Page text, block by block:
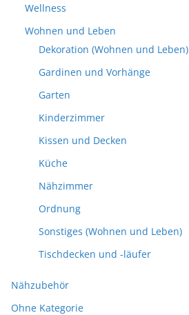
Wellness
Wohnen und Leben
Dekoration (Wohnen und Leben)
Gardinen und Vorhänge
Garten
Kinderzimmer
Kissen und Decken
Küche
Nähzimmer
Ordnung
Sonstiges (Wohnen und Leben)
Tischdecken und -läufer
Nähzubehör
Ohne Kategorie